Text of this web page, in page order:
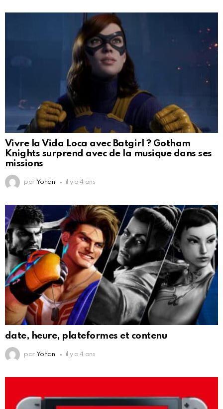
Vivre la Vida Loca avec Batgirl ? Gotham
Knights surprend avec de la musique dans ses
missions
par Yohan il y a 4 ans
date, heure, plateformes et contenu
par Yohan il y a 4 ans